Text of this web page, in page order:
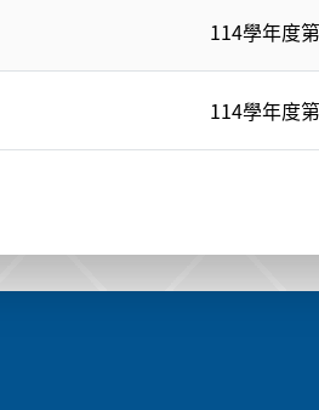
114學年度
114學年度